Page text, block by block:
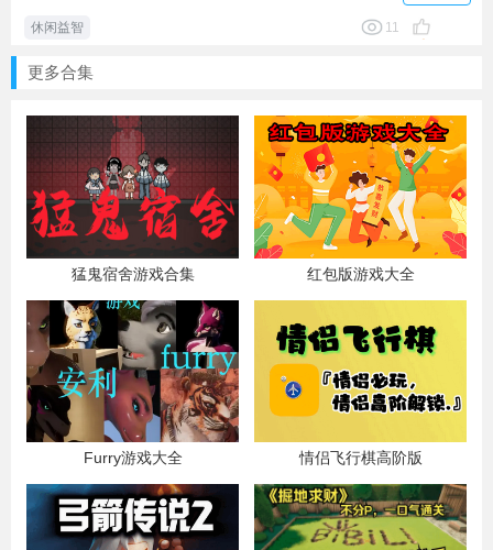
休闲益智 11
更多合集
猛鬼宿舍游戏合集 红包版游戏大全
Furry游戏大全 情侣飞行棋高阶版